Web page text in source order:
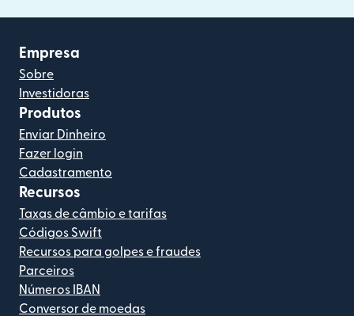
Empresa
Sobre
Investidoras
Produtos
Enviar Dinheiro
Fazer login
Cadastramento
Recursos
Taxas de câmbio e tarifas
Códigos Swift
Recursos para golpes e fraudes
Parceiros
Números IBAN
Conversor de moedas